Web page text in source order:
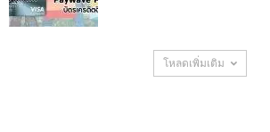
โหลดเพิ่มเติม